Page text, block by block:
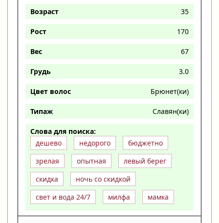
Возраст 35
Рост 170
Вес 67
Грудь 3.0
Цвет волос Брюнет(ки)
Типаж Славян(ки)
Слова для поиска:
дешево
недорого
бюджетно
зрелая
опытная
левый берег
скидка
ночь со скидкой
свет и вода 24/7
милфа мамка